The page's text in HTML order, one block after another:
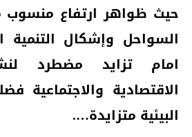
حيث ظواهر ارتفاع منسوب
السواحل وإشكال
امام تزايد مضطرد
الاقتصادية والاجتماعية
البيئية متزايدة….